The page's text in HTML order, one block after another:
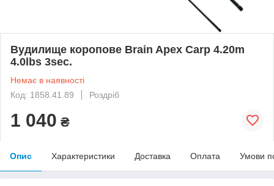
Вудилище коропове Brain Apex Carp 4.20m
4.0lbs 3sec.
Немає в наявності
Код: 1858.41.89
Роздріб
1 040 ₴
Опис Характеристики Доставка Оплата Умови